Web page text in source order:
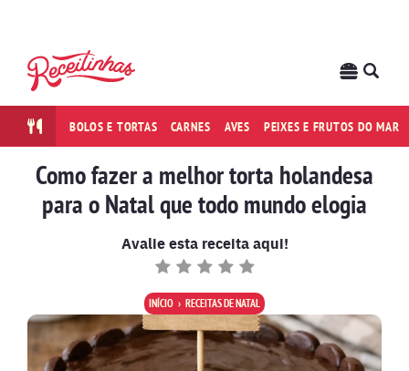
BOLOS E TORTAS CARNES AVES PEIXES E FRUTOS DO MAR
Como fazer a melhor torta holandesa
para o Natal que todo mundo elogia
Avalie esta receita aqui!
INÍCIO RECEITAS DE NATAL